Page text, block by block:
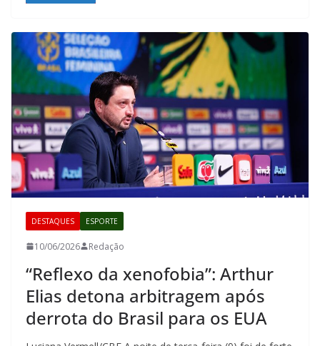
DESTAQUES ESPORTE
10/06/2026 Redação
“Reflexo da xenofobia”: Arthur
Elias detona arbitragem após
derrota do Brasil para os EUA